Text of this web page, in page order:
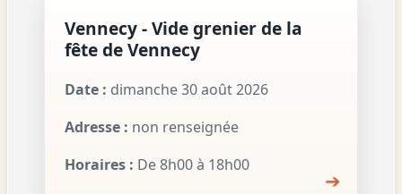
Vennecy - Vide grenier de la
fête de Vennecy
Date : dimanche 30 août 2026
Adresse : non renseignée
Horaires : De 8h00 à 18h00
➔